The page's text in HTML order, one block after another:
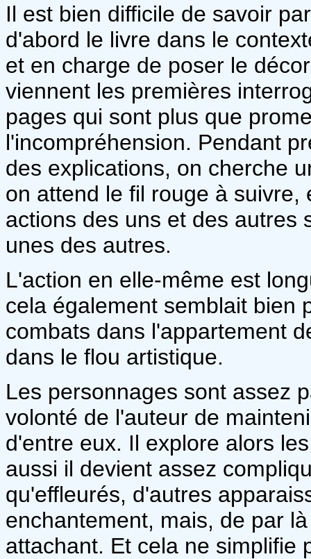
Il est bien difficile de savoir
d'abord le livre dans le
et en charge de poser le
viennent les premières
pages qui sont plus que
l'incompréhension. Pendant
des explications, on cherche
on attend le fil rouge à
actions des uns et des autres
unes des autres.
L'action en elle-même est
cela également semblait bien
combats dans l'appartement
dans le flou artistique.
Les personnages sont assez
volonté de l'auteur de
d'entre eux. Il explore alors
aussi il devient assez
qu'effleurés, d'autres
enchantement, mais, de par
attachant. Et cela ne simplifie